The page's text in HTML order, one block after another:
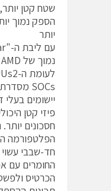
שטח קטן יותר,
הספק נמוך
יותר
יישומים
פיזי קטן
חסכונים
הפלטפורמה
חד-שבבי
החומרים עם
הכרטיס